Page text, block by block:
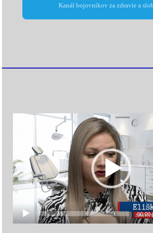
Kanál bojovníkov za zdravie a
00:00